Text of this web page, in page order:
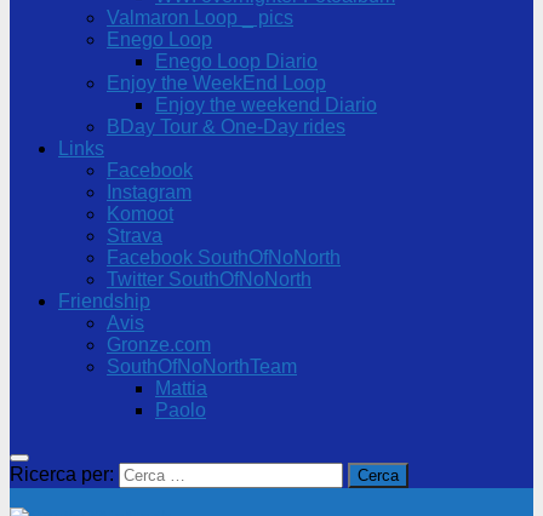
Valmaron Loop _ pics
Enego Loop
Enego Loop Diario
Enjoy the WeekEnd Loop
Enjoy the weekend Diario
BDay Tour & One-Day rides
Links
Facebook
Instagram
Komoot
Strava
Facebook SouthOfNoNorth
Twitter SouthOfNoNorth
Friendship
Avis
Gronze.com
SouthOfNoNorthTeam
Mattia
Paolo
Ricerca per: